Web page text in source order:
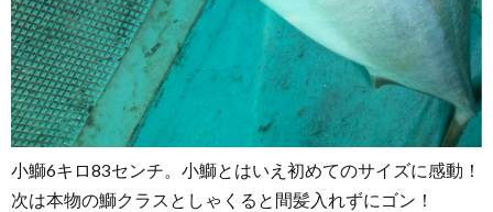
小鰤6キロ83センチ。小鰤とはいえ初めてのサイズに感動！
次は本物の鰤クラスとしゃくると間髪入れずにゴン！